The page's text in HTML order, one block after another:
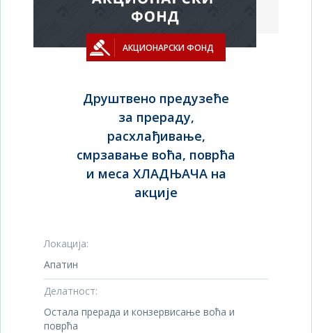
АКЦИОНАРСКИ ФОНД
Друштвено предузеће
за прераду,
расхлађивање,
смрзавање воћа, поврћа
и меса ХЛАДЊАЧА на
акције
Локација:
Апатин
Делатност:
Остала прерада и конзервисање воћа и
поврћа